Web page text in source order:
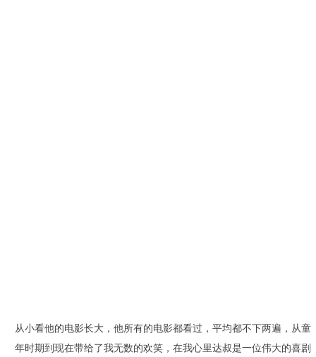
从小看他的电影长大，他所有的电影都看过，平均都不下两遍，从童
年时期到现在带给了我无数的欢笑，在我心里达叔是一位伟大的喜剧